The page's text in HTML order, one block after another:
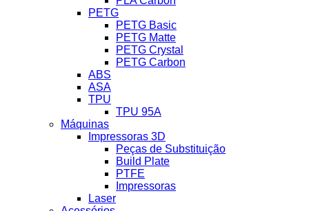
PETG
PETG Basic
PETG Matte
PETG Crystal
PETG Carbon
ABS
ASA
TPU
TPU 95A
Máquinas
Impressoras 3D
Peças de Substituição
Build Plate
PTFE
Impressoras
Laser